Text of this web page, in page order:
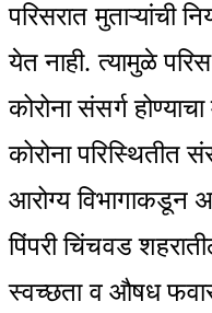
परिसरात मुताऱ्यांची
येत नाही. त्यामुळे
कोरोना संसर्ग
कोरोना परिस्थितीत
आरोग्य विभागाकडून
पिंपरी चिंचवड
स्वच्छता व औषध